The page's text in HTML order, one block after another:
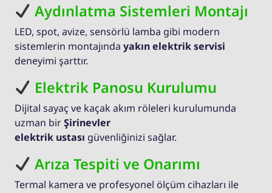
Aydınlatma Sistemleri Montajı
LED, spot, avize, sensörlü lamba gibi modern
sistemlerin montajında yakın elektrik servisi
deneyimi şarttır.
Elektrik Panosu Kurulumu
Dijital sayaç ve kaçak akım röleleri kurulumunda
uzman birŞirinevler
elektrik ustası güvenliğinizi sağlar.
Arıza Tespiti ve Onarımı
Termal kamera ve profesyonel ölçüm cihazları ile